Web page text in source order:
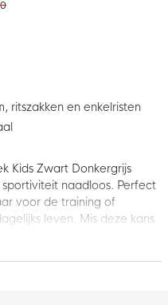
ritszakken en enkelristen
Kids Zwart Donkergrijs
naadloos. Perfect
voor de training of
leven. Mis deze kans